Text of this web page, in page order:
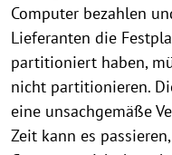
Computer bezahlen
Lieferanten die
partitioniert haben,
nicht partitionieren.
eine unsachgemäße
Zeit kann es